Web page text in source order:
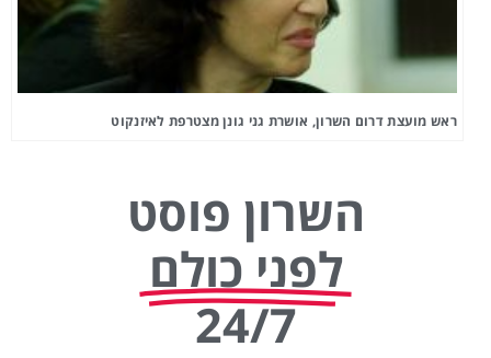
ראש מועצת דרום השרון, אושרת גני גונן מצטרפת לאיזנקוט
השרון פוסט
לפני כולם
24/7